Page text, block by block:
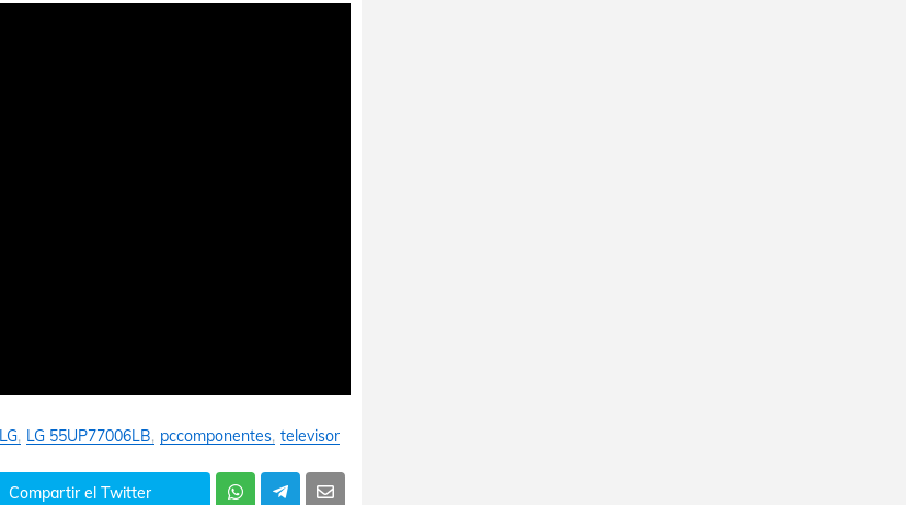
LG LG 55UP77006LB pccomponentes televisor
Compartir el Twitter